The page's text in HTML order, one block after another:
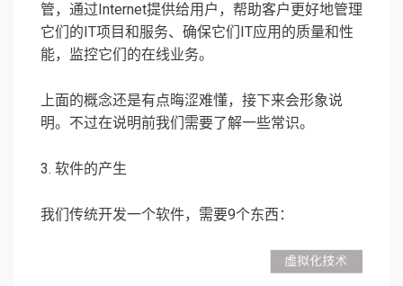
管，通过Internet提供给用户，帮助客户更好地管理
它们的IT项目和服务、确保它们IT应用的质量和性
能，监控它们的在线业务。
上面的概念还是有点晦涩难懂，接下来会形象说
明。不过在说明前我们需要了解一些常识。
3. 软件的产生
我们传统开发一个软件，需要9个东西：